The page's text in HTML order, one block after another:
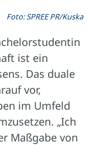
Foto: SPREE PR/Kuska
ist ein
Das duale
vor,
im Umfeld
„Ich
Maßgabe von